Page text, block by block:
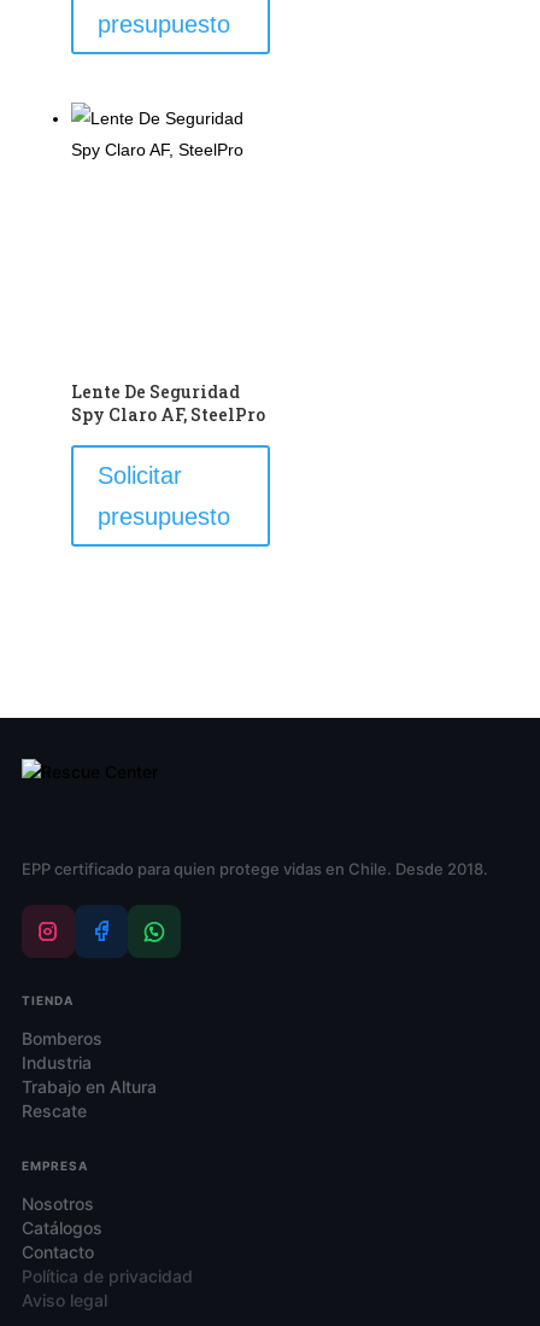
presupuesto
Lente De Seguridad
Spy Claro AF, SteelPro
Solicitar
presupuesto
de
EPP certificado para quien protege vidas en Chile. Desde 2018.
TIENDA
Bomberos
Industria
Trabajo en Altura
Rescate
EMPRESA
Nosotros
Catálogos
Contacto
Política de privacidad
Aviso legal